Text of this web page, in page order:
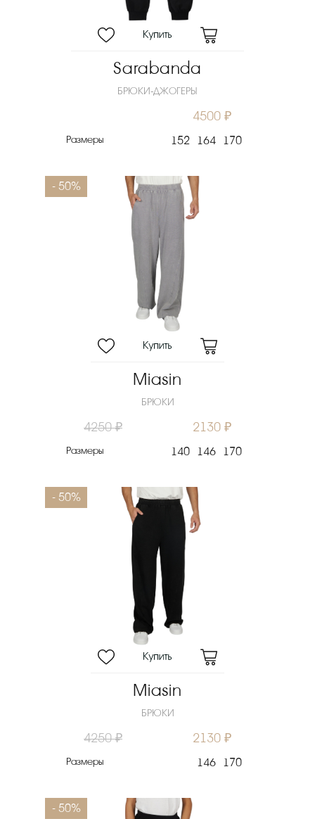
Sarabanda
БРЮКИ-ДЖОГЕРЫ
4500 ₽
Размеры 152 164 170
- 50%
Miasin
БРЮКИ
4250 ₽ 2130 ₽
Размеры 140 146 170
- 50%
Miasin
БРЮКИ
4250 ₽ 2130 ₽
Размеры 146 170
- 50%